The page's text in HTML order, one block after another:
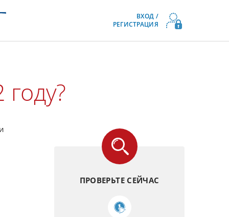
ВХОД /
РЕГИСТРАЦИЯ
ПРОВЕРЬТЕ СЕЙЧАС